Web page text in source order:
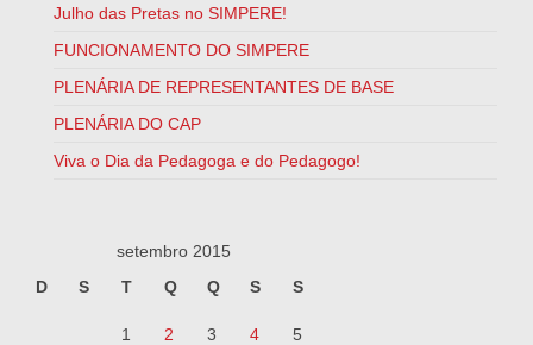
Julho das Pretas no SIMPERE!
FUNCIONAMENTO DO SIMPERE
PLENÁRIA DE REPRESENTANTES DE BASE
PLENÁRIA DO CAP
Viva o Dia da Pedagoga e do Pedagogo!
setembro 2015
D
S T Q Q S S
1 2 3 4 5